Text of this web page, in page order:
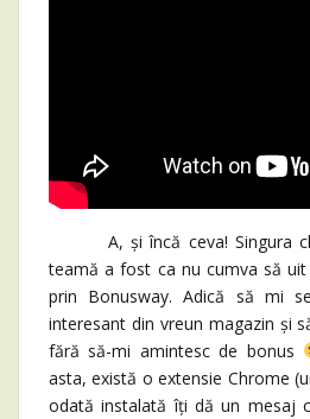
A, și încă ceva! Singura
teamă a fost ca nu cumva să uit
prin Bonusway. Adică să mi se
interesant din vreun magazin și
fără să-mi amintesc de bonus
asta, există o extensie Chrome
odată instalată îți dă un mesaj